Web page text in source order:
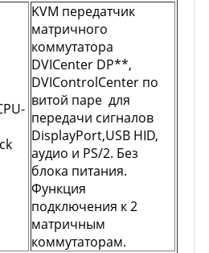
KVM передатчик
матричного
коммутатора
DVICenter DP**,
DVIControlCenter по
витой паре для
передачи сигналов
DisplayPort,USB HID,
аудио и PS/2. Без
блока питания.
Функция
подключения к 2
матричным
коммутаторам.